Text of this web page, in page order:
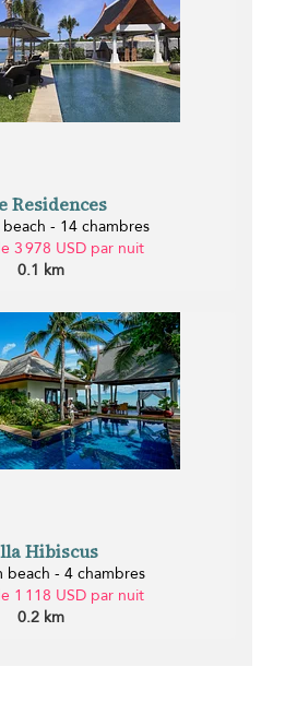
Residences
- 14 chambres
3 978 USD par nuit
0.1 km
Hibiscus
beach - 4 chambres
1 118 USD par nuit
0.2 km